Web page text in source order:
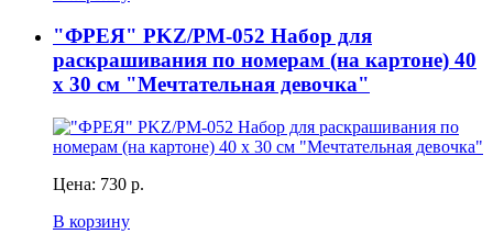
"ФРЕЯ" PKZ/PM-052 Набор для
раскрашивания по номерам (на картоне) 40
х 30 см "Мечтательная девочка"
Цена: 730 р.
В корзину